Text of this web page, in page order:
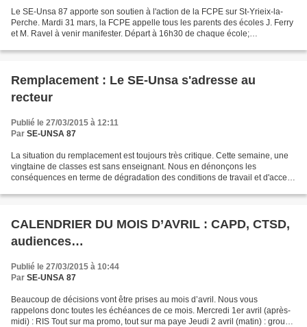
Le SE-Unsa 87 apporte son soutien à l'action de la FCPE sur St-Yrieix-la-
Perche. Mardi 31 mars, la FCPE appelle tous les parents des écoles J. Ferry
et M. Ravel à venir manifester. Départ à 16h30 de chaque école;
Remplacement : Le SE-Unsa s'adresse au
recteur
Publié le 27/03/2015 à 12:11
Par SE-UNSA 87
La situation du remplacement est toujours très critique. Cette semaine, une
vingtaine de classes est sans enseignant. Nous en dénonçons les
conséquences en terme de dégradation des conditions de travail et d'acceuil
CALENDRIER DU MOIS D’AVRIL : CAPD, CTSD,
audiences…
Publié le 27/03/2015 à 10:44
Par SE-UNSA 87
Beaucoup de décisions vont être prises au mois d’avril. Nous vous
rappelons donc toutes les échéances de ce mois. Mercredi 1er avril (après-
midi) : RIS Tout sur ma promo, tout sur ma paye Jeudi 2 avril (matin) : groupe